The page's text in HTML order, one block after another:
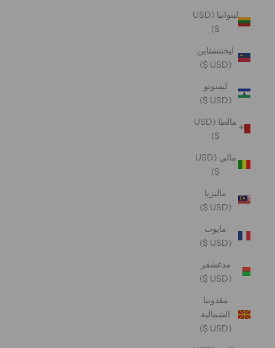
ليتوانيا (USD
$)
ليختنشتاين
(USD $)
ليسوتو
(USD $)
مالطا (USD
$)
مالي (USD
$)
ماليزيا
(USD $)
مايوت
(USD $)
مدغشقر
(USD $)
مقدونيا
الشمالية
(USD $)